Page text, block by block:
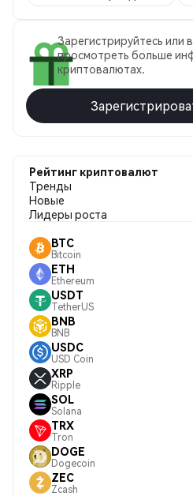
Зарегистрируйтесь или
просмотреть больше
криптовалютах.
Рейтинг криптовалют
Тренды
Новые
Лидеры роста
BTC
Bitcoin
ETH
Ethereum
USDT
TetherUS
BNB
BNB
USDC
USD Coin
XRP
Ripple
SOL
Solana
TRX
Tron
DOGE
Dogecoin
ZEC
Zcash